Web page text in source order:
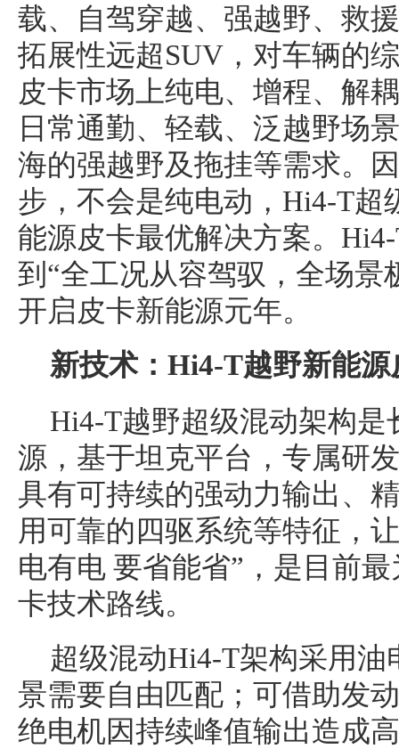
载、自驾穿越、强越野、救
拓展性远超SUV，对车辆的
皮卡市场上纯电、增程、解
日常通勤、轻载、泛越野场
海的强越野及拖挂等需求。
步，不会是纯电动，Hi4-T超
能源皮卡最优解决方案。
到“全工况从容驾驭，全场景
开启皮卡新能源元年。
新技术：Hi4-T越野新能源
Hi4-T越野超级混动架构
源，基于坦克平台，专属研
具有可持续的强动力输出、
用可靠的四驱系统等特征，
电有电 要省能省”，是目前
卡技术路线。
超级混动Hi4-T架构采用
景需要自由匹配；可借助发
绝电机因持续峰值输出造成